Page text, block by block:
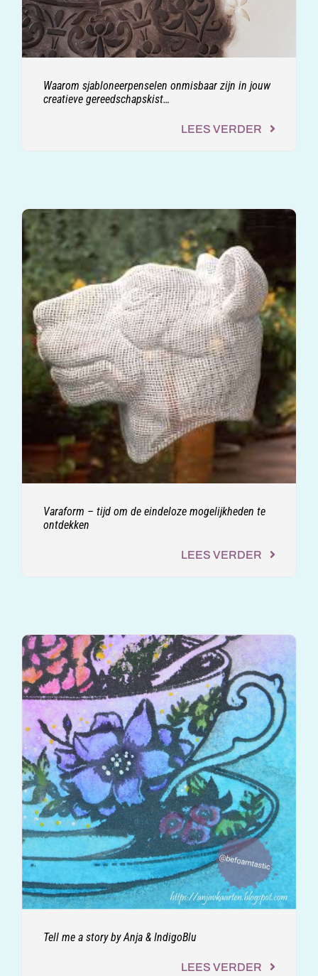
Waarom sjabloneerpenselen onmisbaar zijn in jouw
creatieve gereedschapskist…
LEES VERDER
Varaform – tijd om de eindeloze mogelijkheden te
ontdekken
LEES VERDER
Tell me a story by Anja & IndigoBlu
LEES VERDER